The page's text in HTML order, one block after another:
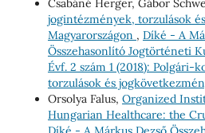
Csabáné Herger, Gábor
jogintézmények, torzulások
Magyarországon , Díké - A
Összehasonlító Jogtörténeti
Évf. 2 szám 1 (2018): Polgári-
torzulások és
Orsolya Falus, Organized
Hungarian Healthcare: the